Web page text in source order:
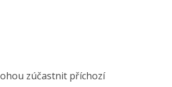
zúčastnit příchozí